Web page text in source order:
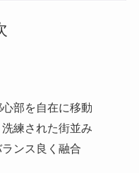
部を自在に移動
練された街並み
ンス良く融合